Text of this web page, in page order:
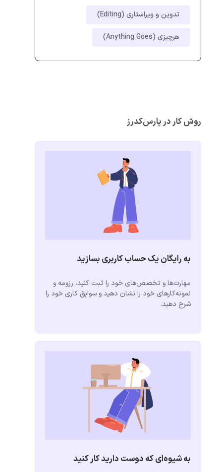
تدوین و ویراستاری (Editing)
هرچیزی (Anything Goes)
روش کار در پارس‌کدرز
به رایگان یک حساب کاربری بسازید
مهارت‌ها و تخصص‌های خود را ثبت کنید، رزومه و
نمونه‌کارهای خود را نشان دهید و سوابق کاری خود را
شرح دهید.
به شیوه‌ای که دوست دارید کار کنید